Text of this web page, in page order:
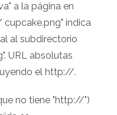
a la página en
indica
al subdirectorio
URL absolutas
el http://.
no tiene "http://")